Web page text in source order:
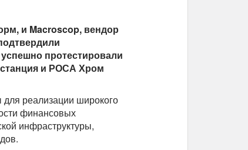
и Macroscop, вендор
протестировали
и РОСА Хром
реализации широкого
финансовых
инфраструктуры,